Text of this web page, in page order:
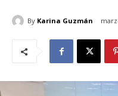
By Karina Guzmán